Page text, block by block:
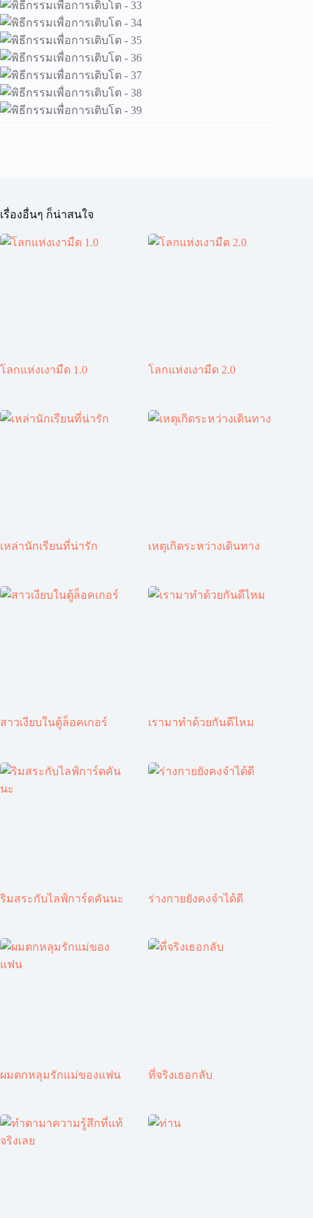
เรื่องอื่นๆ ก็น่าสนใจ
โลกแห่งเงามืด 1.0 โลกแห่งเงามืด 2.0
เหล่านักเรียนที่น่ารัก เหตุเกิดระหว่างเดินทาง
สาวเงียบในตู้ล็อคเกอร์ เรามาทำด้วยกันดีไหม
ริมสระกับไลฟ์การ์ดคันนะ ร่างกายยังคงจำได้ดี
ผมตกหลุมรักแม่ของแฟน ที่จริงเธอกลับ